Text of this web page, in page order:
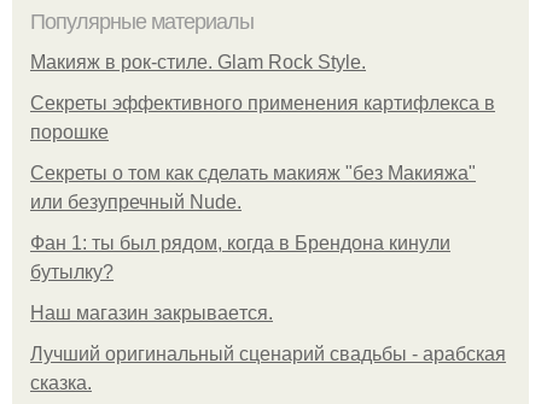
Популярные материалы
Макияж в рок-стиле. Glam Rock Style.
Секреты эффективного применения картифлекса в
порошке
Секреты о том как сделать макияж "без Макияжа"
или безупречный Nude.
Фан 1: ты был рядом, когда в Брендона кинули
бутылку?
Нaш магaзин зaкрывaeтся.
Лучший оригинальный сценарий свадьбы - арабская
сказка.